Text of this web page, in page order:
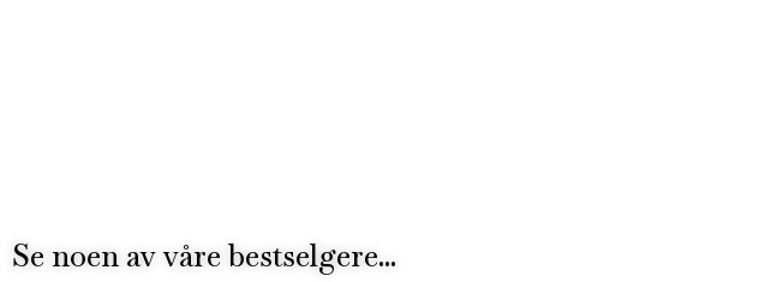
Se noen av våre bestselgere...